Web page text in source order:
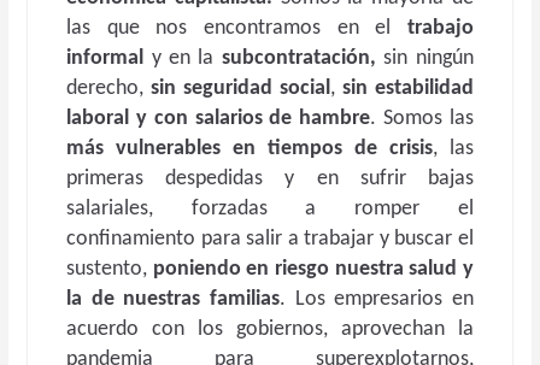
las que nos encontramos en el trabajo
informal y en la subcontratación, sin ningún
derecho,sin seguridad social, sin estabilidad
laboral y con salarios de hambre. Somos las
más vulnerables en tiempos de crisis, las
primeras despedidas y en sufrir bajas
salariales, forzadas a romper el
confinamiento para salir a trabajar y buscar el
sustento, poniendo en riesgo nuestra salud y
la de nuestras familias. Los empresarios en
acuerdo con los gobiernos, aprovechan la
pandemia para superexplotarnos,